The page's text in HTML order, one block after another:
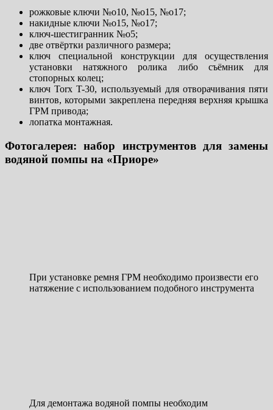
рожковые ключи №o10, №o15, №o17;
накидные ключи №o15, №o17;
ключ-шестигранник №o5;
две отвёртки различного размера;
ключ специальной конструкции для осуществления
установки натяжного ролика либо съёмник для
стопорных колец;
ключ Torx T-30, используемый для отворачивания пяти
винтов, которыми закреплена передняя верхняя крышка
ГРМ привода;
лопатка монтажная.
Фотогалерея: набор инструментов для замены
водяной помпы на «Приоре»
При установке ремня ГРМ необходимо произвести его
натяжение с использованием подобного инструмента
Для демонтажа водяной помпы необходим